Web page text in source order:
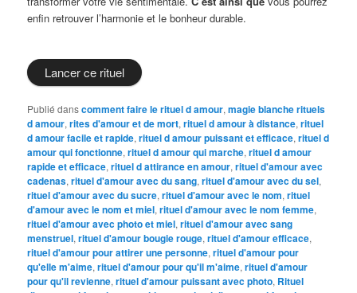
enfin retrouver l’harmonie et le bonheur durable.
Lancer ce rituel
Publié danscomment faire le rituel d amour,magie blanche rituels
d amour,rites d'amour et de mort,rituel d amour à distance,rituel
d amour facile et rapide,rituel d amour puissant et efficace,rituel d
amour qui fonctionne,rituel d amour qui marche,rituel d amour
rapide et efficace,rituel d attirance en amour,rituel d'amour avec
cadenas,rituel d'amour avec du sang,rituel d'amour avec du sel,
rituel d'amour avec du sucre,rituel d'amour avec le nom,rituel
d'amour avec le nom et miel,rituel d'amour avec le nom femme,
rituel d'amour avec photo et miel,rituel d'amour avec sang
menstruel,rituel d'amour bougie rouge,rituel d'amour efficace,
rituel d'amour pour attirer une personne,rituel d'amour pour
qu'elle m'aime,rituel d'amour pour qu'il m'aime,rituel d'amour
pour qu'il revienne,rituel d'amour puissant avec photo, Rituel